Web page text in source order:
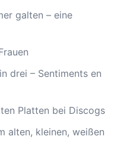
galten – eine
drei – Sentiments en
Platten bei Discogs
alten, kleinen, weißen